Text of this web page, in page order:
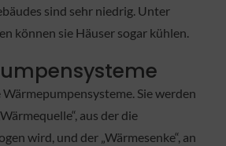
sind sehr niedrig. Unter
können sie Häuser sogar kühlen.
Wärmepumpensysteme. Sie werden
aus der die
wird, und der „Wärmesenke“, an